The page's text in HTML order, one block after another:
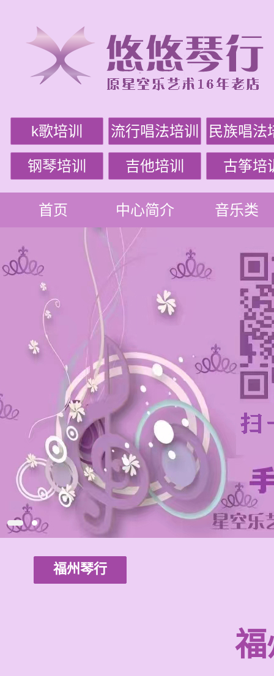
k歌培训 流行唱法培训 民族唱法
钢琴培训 吉他培训 古筝培
首页 中心简介 音乐类
福州琴行
福